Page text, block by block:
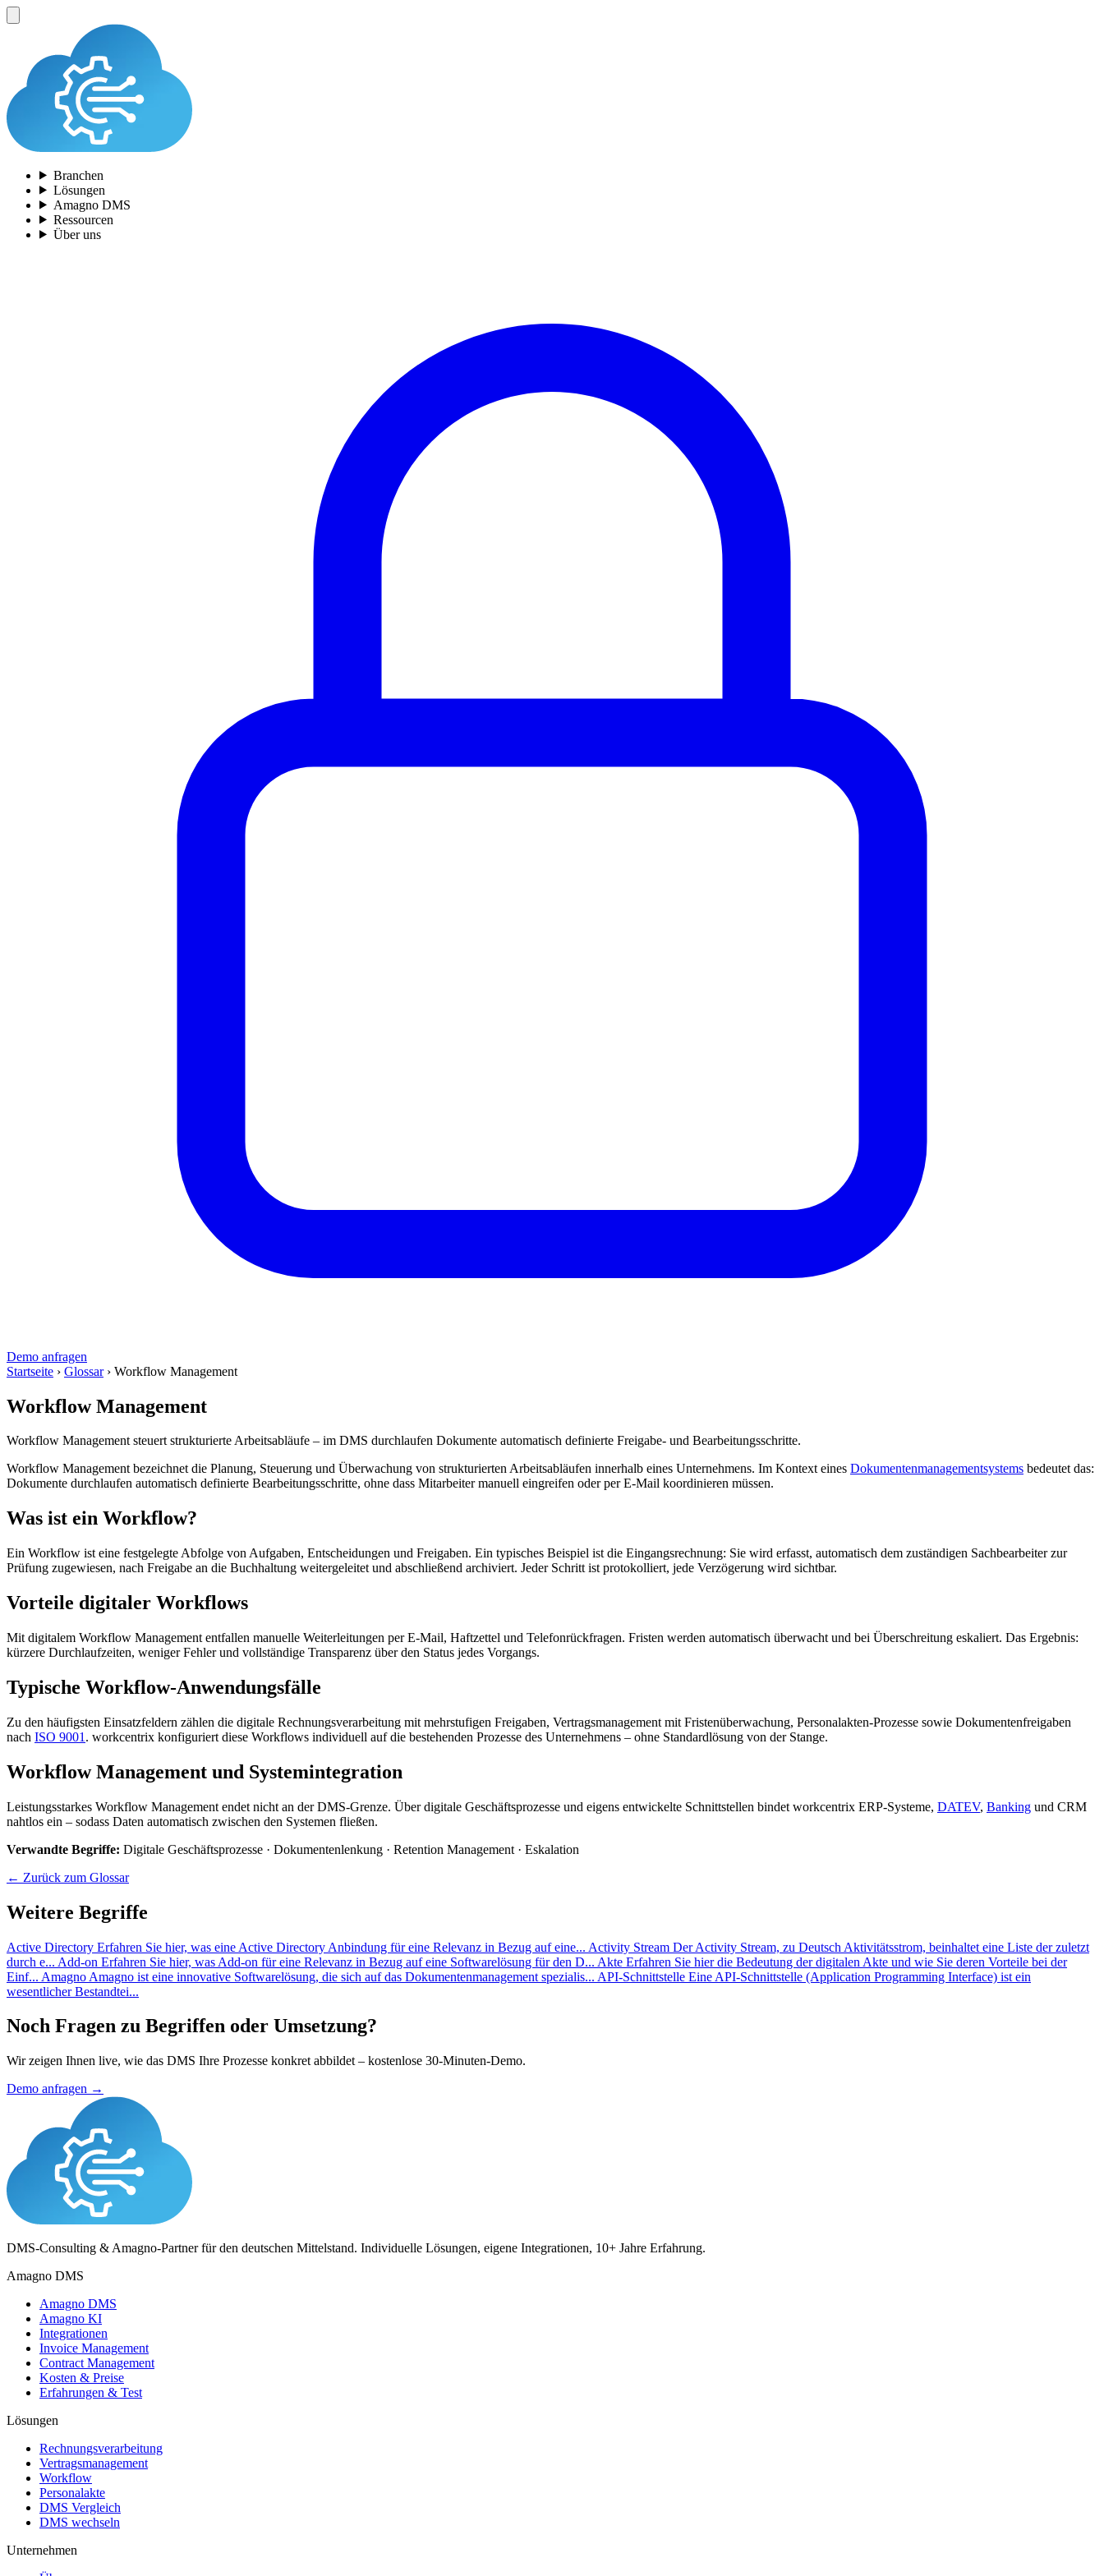
Branchen
Lösungen
Amagno DMS
Ressourcen
Über uns
Demo anfragen
Startseite › Glossar › Workflow Management
Workflow Management
Workflow Management steuert strukturierte Arbeitsabläufe – im DMS durchlaufen Dokumente automatisch definierte Freigabe- und Bearbeitungsschritte.
Workflow Management bezeichnet die Planung, Steuerung und Überwachung von strukturierten Arbeitsabläufen innerhalb eines Unternehmens. Im Kontext eines Dokumentenmanagementsystems bedeutet das:
Dokumente durchlaufen automatisch definierte Bearbeitungsschritte, ohne dass Mitarbeiter manuell eingreifen oder per E-Mail koordinieren müssen.
Was ist ein Workflow?
Ein Workflow ist eine festgelegte Abfolge von Aufgaben, Entscheidungen und Freigaben. Ein typisches Beispiel ist die Eingangsrechnung: Sie wird erfasst, automatisch dem zuständigen Sachbearbeiter zur
Prüfung zugewiesen, nach Freigabe an die Buchhaltung weitergeleitet und abschließend archiviert. Jeder Schritt ist protokolliert, jede Verzögerung wird sichtbar.
Vorteile digitaler Workflows
Mit digitalem Workflow Management entfallen manuelle Weiterleitungen per E-Mail, Haftzettel und Telefonrückfragen. Fristen werden automatisch überwacht und bei Überschreitung eskaliert. Das Ergebnis:
kürzere Durchlaufzeiten, weniger Fehler und vollständige Transparenz über den Status jedes Vorgangs.
Typische Workflow-Anwendungsfälle
Zu den häufigsten Einsatzfeldern zählen die digitale Rechnungsverarbeitung mit mehrstufigen Freigaben, Vertragsmanagement mit Fristenüberwachung, Personalakten-Prozesse sowie Dokumentenfreigaben
nach ISO 9001 . workcentrix konfiguriert diese Workflows individuell auf die bestehenden Prozesse des Unternehmens – ohne Standardlösung von der Stange.
Workflow Management und Systemintegration
Leistungsstarkes Workflow Management endet nicht an der DMS-Grenze. Über digitale Geschäftsprozesse und eigens entwickelte Schnittstellen bindet workcentrix ERP-Systeme, DATEV, Banking und CRM
nahtlos ein – sodass Daten automatisch zwischen den Systemen fließen.
Verwandte Begriffe: Digitale Geschäftsprozesse · Dokumentenlenkung · Retention Management · Eskalation
← Zurück zum Glossar
Weitere Begriffe
Active Directory Erfahren Sie hier, was eine Active Directory Anbindung für eine Relevanz in Bezug auf eine... Activity Stream Der Activity Stream, zu Deutsch Aktivitätsstrom, beinhaltet eine Liste der zuletzt
durch e... Add-on Erfahren Sie hier, was Add-on für eine Relevanz in Bezug auf eine Softwarelösung für den D... Akte Erfahren Sie hier die Bedeutung der digitalen Akte und wie Sie deren Vorteile bei der
Einf... Amagno Amagno ist eine innovative Softwarelösung, die sich auf das Dokumentenmanagement spezialis... API-Schnittstelle Eine API-Schnittstelle (Application Programming Interface) ist ein
wesentlicher Bestandtei...
Noch Fragen zu Begriffen oder Umsetzung?
Wir zeigen Ihnen live, wie das DMS Ihre Prozesse konkret abbildet – kostenlose 30-Minuten-Demo.
Demo anfragen →
DMS-Consulting & Amagno-Partner für den deutschen Mittelstand. Individuelle Lösungen, eigene Integrationen, 10+ Jahre Erfahrung.
Amagno DMS
Amagno DMS
Amagno KI
Integrationen
Invoice Management
Contract Management
Kosten & Preise
Erfahrungen & Test
Lösungen
Rechnungsverarbeitung
Vertragsmanagement
Workflow
Personalakte
DMS Vergleich
DMS wechseln
Unternehmen